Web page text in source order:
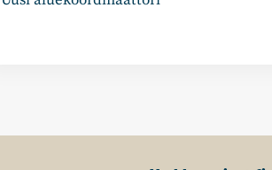
selaus